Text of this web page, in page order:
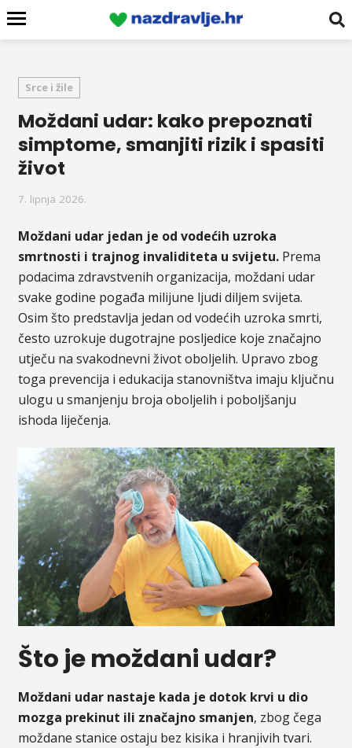
Srce i žile
Moždani udar: kako prepoznati
simptome, smanjiti rizik i spasiti
život
7. lipnja 2026.
Moždani udar jedan je od vodećih uzroka
smrtnosti i trajnog invaliditeta u svijetu. Prema
podacima zdravstvenih organizacija, moždani udar
svake godine pogađa milijune ljudi diljem svijeta.
Osim što predstavlja jedan od vodećih uzroka smrti,
često uzrokuje dugotrajne posljedice koje značajno
utječu na svakodnevni život oboljelih. Upravo zbog
toga prevencija i edukacija stanovništva imaju ključnu
ulogu u smanjenju broja oboljelih i poboljšanju
ishoda liječenja.
Što je moždani udar?
Moždani udar nastaje kada je dotok krvi u dio
mozga prekinut ili značajno smanjen, zbog čega
moždane stanice ostaju bez kisika i hranjivih tvari.